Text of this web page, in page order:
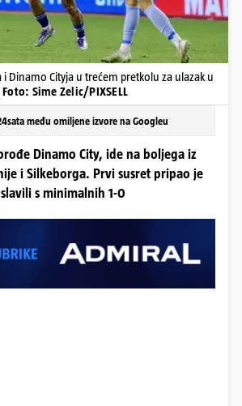
i Dinamo Cityja u trećem pretkolu za ulazak u
Foto: Sime Zelic/PIXSELL
među omiljene izvore na Googleu
Dinamo City, ide na boljega iz
i Silkeborga. Prvi susret pripao je
s minimalnih 1-0